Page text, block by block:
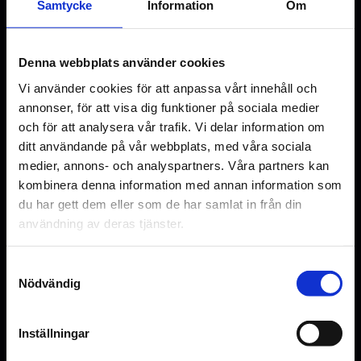
Samtycke Information Om
Denna webbplats använder cookies
Vi använder cookies för att anpassa vårt innehåll och
annonser, för att visa dig funktioner på sociala medier
och för att analysera vår trafik. Vi delar information om
ditt användande på vår webbplats, med våra sociala
medier, annons- och analyspartners. Våra partners kan
kombinera denna information med annan information som
du har gett dem eller som de har samlat in från din
användning av deras tjänster.
Nödvändig
Inställningar
Skådespelare
Johan Rheborg
Hanna Alström
Marianne Mörck
Matilda Gross
Melvin Agnarson
Nanna Blondell
Jens Ohlin
Original language
SV
Genre
Se mer